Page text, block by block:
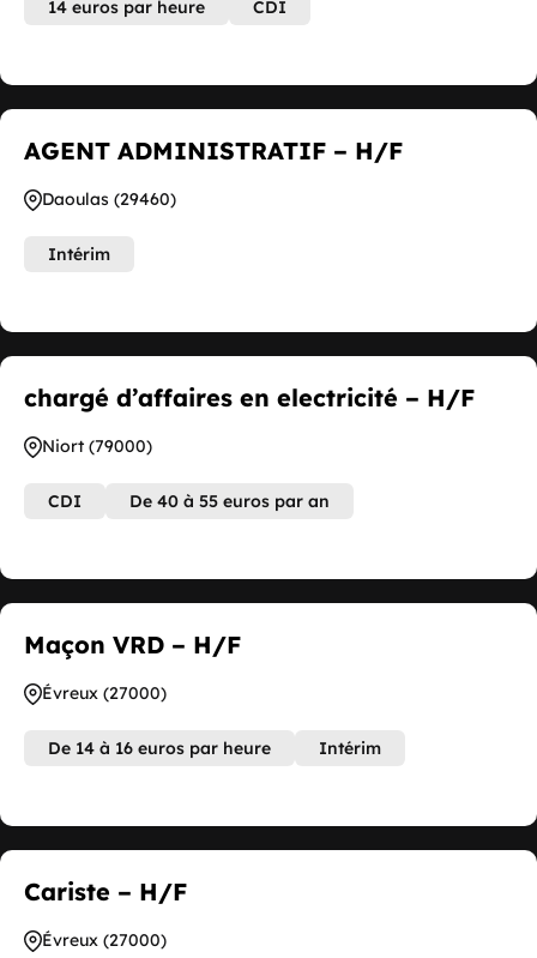
14 euros par heure CDI
AGENT ADMINISTRATIF – H/F
Daoulas (29460)
Intérim
chargé d’affaires en electricité – H/F
Niort (79000)
CDI De 40 à 55 euros par an
Maçon VRD – H/F
Évreux (27000)
De 14 à 16 euros par heure Intérim
Cariste – H/F
Évreux (27000)